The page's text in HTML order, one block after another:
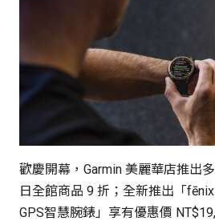
歡慶開幕，Garmin 美麗華店推出
日全館商品 9 折；全新推出「
GPS智慧腕錶」享有優惠價